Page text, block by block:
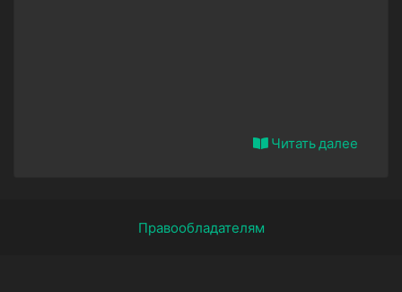
Читать далее
Правообладателям